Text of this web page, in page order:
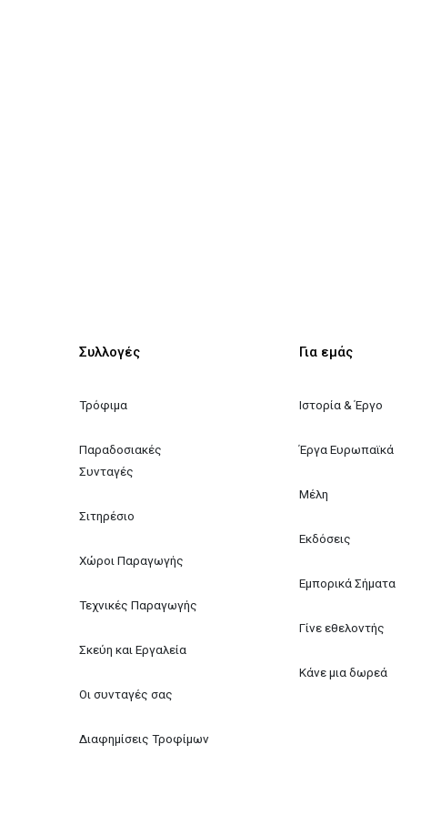
Συλλογές
Τρόφιμα
Παραδοσιακές
Συνταγές
Σιτηρέσιο
Χώροι Παραγωγής
Τεχνικές Παραγωγής
Σκεύη και Εργαλεία
Οι συνταγές σας
Διαφημίσεις Τροφίμων
Για εμάς
Ιστορία & Έργο
Έργα Ευρωπαϊκά
Μέλη
Εκδόσεις
Εμπορικά Σήματα
Γίνε εθελοντής
Κάνε μια δωρεά